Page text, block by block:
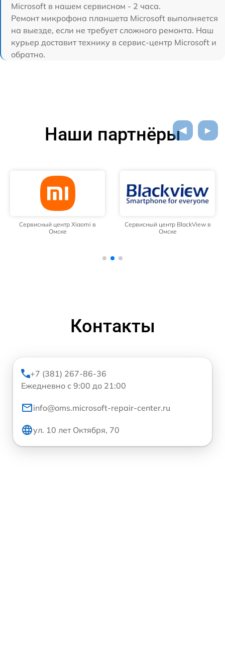
Microsoft в нашем сервисном - 2 часа.
Ремонт микрофона планшета Microsoft выполняется
на выезде, если не требует сложного ремонта. Наш
курьер доставит технику в сервис-центр Microsoft и
обратно.
Наши партнёры
Сервисный центр Xiaomi в
Омске
Сервисный центр BlackView в
Омске
Контакты
+7 (381) 267-86-36
Ежедневно с 9:00 до 21:00
info@oms.microsoft-repair-center.ru
ул. 10 лет Октября, 70